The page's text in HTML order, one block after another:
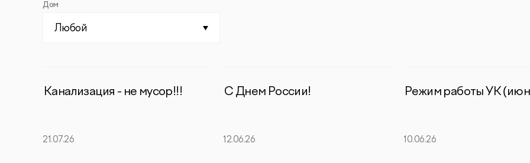
Дом
Любой
Канализация - не мусор!!!
21.07.26
С Днем России!
12.06.26
Режим работы УК
10.06.26